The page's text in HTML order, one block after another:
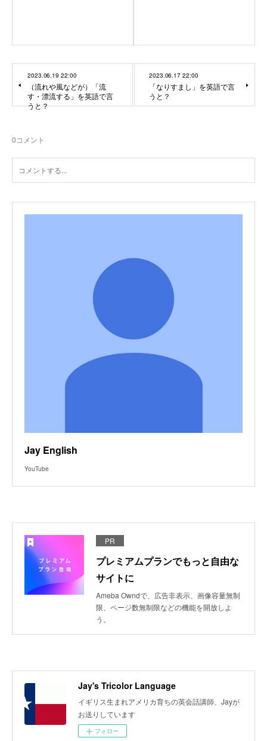
2023.06.19 22:00
（流れや風などが）「流
す・漂流する」を英語で言
うと？
2023.06.17 22:00
「なりすまし」を英語で言
うと？
0コメント
Jay English
YouTube
PR
プレミアムプランでもっと自由な
サイトに
Ameba Owndで、広告非表示、画像容量無制
限、ページ数無制限などの機能を開放しよ
う。
Jay's Tricolor Language
イギリス生まれアメリカ育ちの英会話講師、Jayが
お送りしています
フォロー